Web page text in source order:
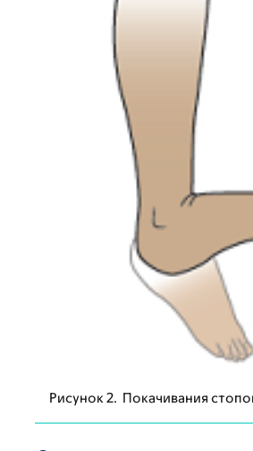
Рисунок 2. Покачивания